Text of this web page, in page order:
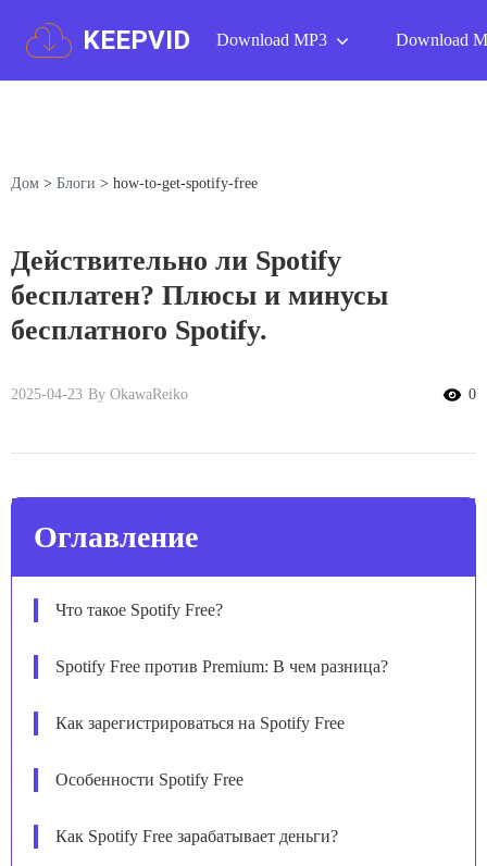
KEEPVID Download MP3 Download
Дом > Блоги > how-to-get-spotify-free
Действительно ли Spotify
бесплатен? Плюсы и минусы
бесплатного Spotify.
2025-04-23 By OkawaReiko 0
Оглавление
Что такое Spotify Free?
Spotify Free против Premium: В чем разница?
Как зарегистрироваться на Spotify Free
Особенности Spotify Free
Как Spotify Free зарабатывает деньги?